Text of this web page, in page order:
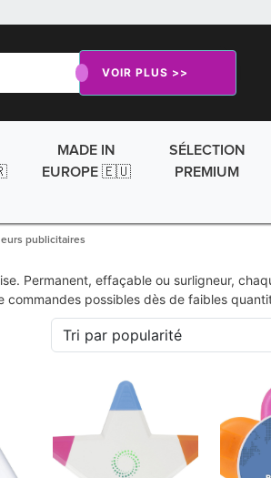
VOIR PLUS >>
MADE IN
EUROPE 🇪🇺
SÉLECTION
PREMIUM
publicitaires
Permanent, effaçable ou surligneur,
commandes possibles dès de faibles